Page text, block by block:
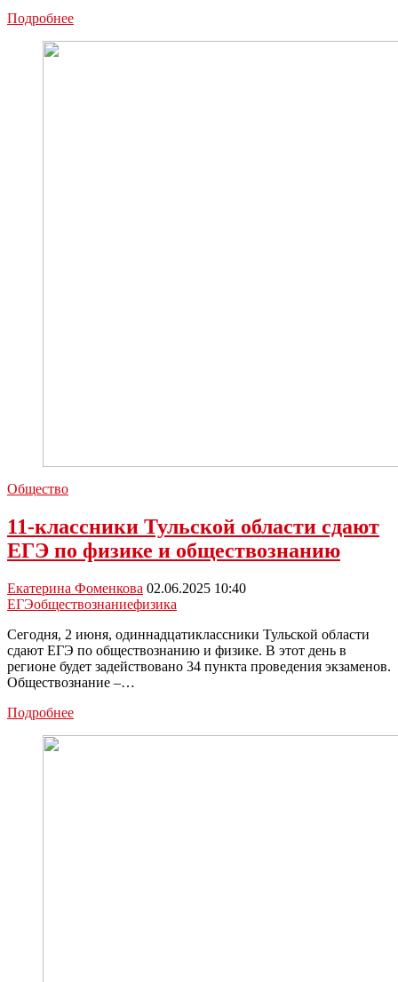
ПодробнееУстановлены
Общество
11-классники Тульской области сдают
ЕГЭ по физике и обществознанию
Екатерина Фоменкова 02.06.2025 10:40
ЕГЭобществознаниефизика
Сегодня, 2 июня, одиннадцатиклассники Тульской области
сдают ЕГЭ по обществознанию и физике. В этот день в
регионе будет задействовано 34 пункта проведения экзаменов.
Обществознание –…
Подробнее11-